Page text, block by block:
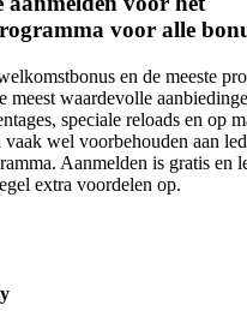
voor alle
en de meeste
meest waardevolle
speciale reloads en op
vaak wel voorbehouden aan
Aanmelden is gratis en
extra voordelen op.